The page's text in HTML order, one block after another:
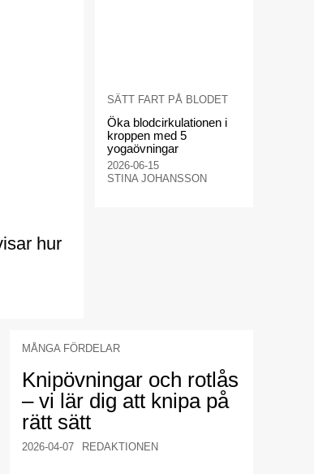
hur
SÄTT FART PÅ BLODET
Öka blodcirkulationen i
kroppen med 5
yogaövningar
2026-06-15
STINA JOHANSSON
MÅNGA FÖRDELAR
Knipövningar och rotlås
– vi lär dig att knipa på
rätt sätt
2026-04-07 REDAKTIONEN